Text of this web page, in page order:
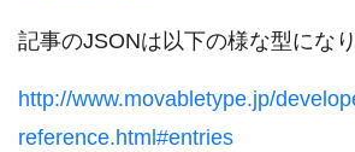
記事のJSONは以下の様な型になり
http://www.movabletype.jp/
reference.html#entries